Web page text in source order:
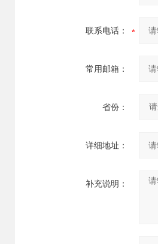
联系电话：
常用邮箱：
省份：
详细地址：
补充说明：